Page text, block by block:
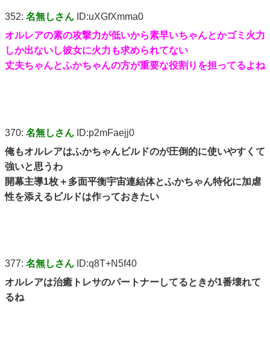
352: 名無しさん ID:uXGfXmma0
オルレアの素の攻撃力が低いから素早いちゃんとかゴミ火力
しか出ないし彼女に火力も求められてない
丈夫ちゃんとふかちゃんの方が重要な役割りを担ってるよね
370: 名無しさん ID:p2mFaejj0
俺もオルレアはふかちゃんビルドのが圧倒的に使いやすくて
強いと思うわ
開幕主導1枚＋多面平衡宇宙連結体とふかちゃん特化に加虐
性を添えるビルドは作っておきたい
377: 名無しさん ID:q8T+N5f40
オルレアは治癒トレサのパートナーしてるときが1番壊れて
るね